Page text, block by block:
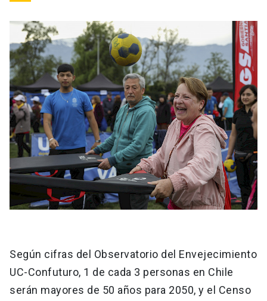
Según cifras del Observatorio del Envejecimiento
UC-Confuturo, 1 de cada 3 personas en Chile
serán mayores de 50 años para 2050, y el Censo